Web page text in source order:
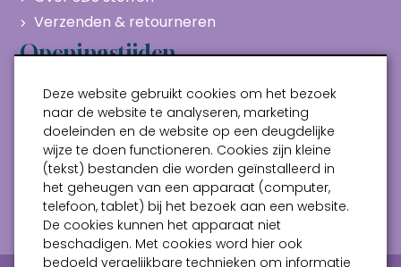
Verzenden & retourneren
Openingstijden
Maandag
Gesloten
Dinsdag
10:00 - 17:00
Woensdag
10:00 - 17:00
Donderdag
10:00 - 17:00
Vrijdag
10:00 - 17:00
Zaterdag
10:00 - 17:00
Deze website gebruikt cookies om het bezoek
naar de website te analyseren, marketing
doeleinden en de website op een deugdelijke
wijze te doen functioneren. Cookies zijn kleine
(tekst) bestanden die worden geïnstalleerd in
het geheugen van een apparaat (computer,
telefoon, tablet) bij het bezoek aan een website.
De cookies kunnen het apparaat niet
beschadigen. Met cookies word hier ook
bedoeld vergelijkbare technieken om informatie